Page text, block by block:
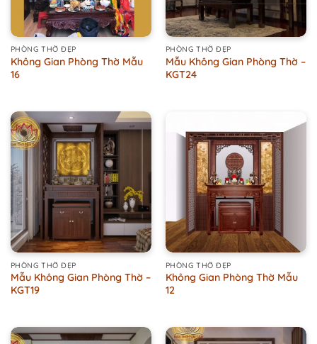
PHÒNG THỜ ĐẸP
Không Gian Phòng Thờ Mẫu
16
PHÒNG THỜ ĐẸP
Mẫu Không Gian Phòng Thờ –
KGT24
PHÒNG THỜ ĐẸP
Mẫu Không Gian Phòng Thờ –
KGT19
PHÒNG THỜ ĐẸP
Không Gian Phòng Thờ Mẫu
12